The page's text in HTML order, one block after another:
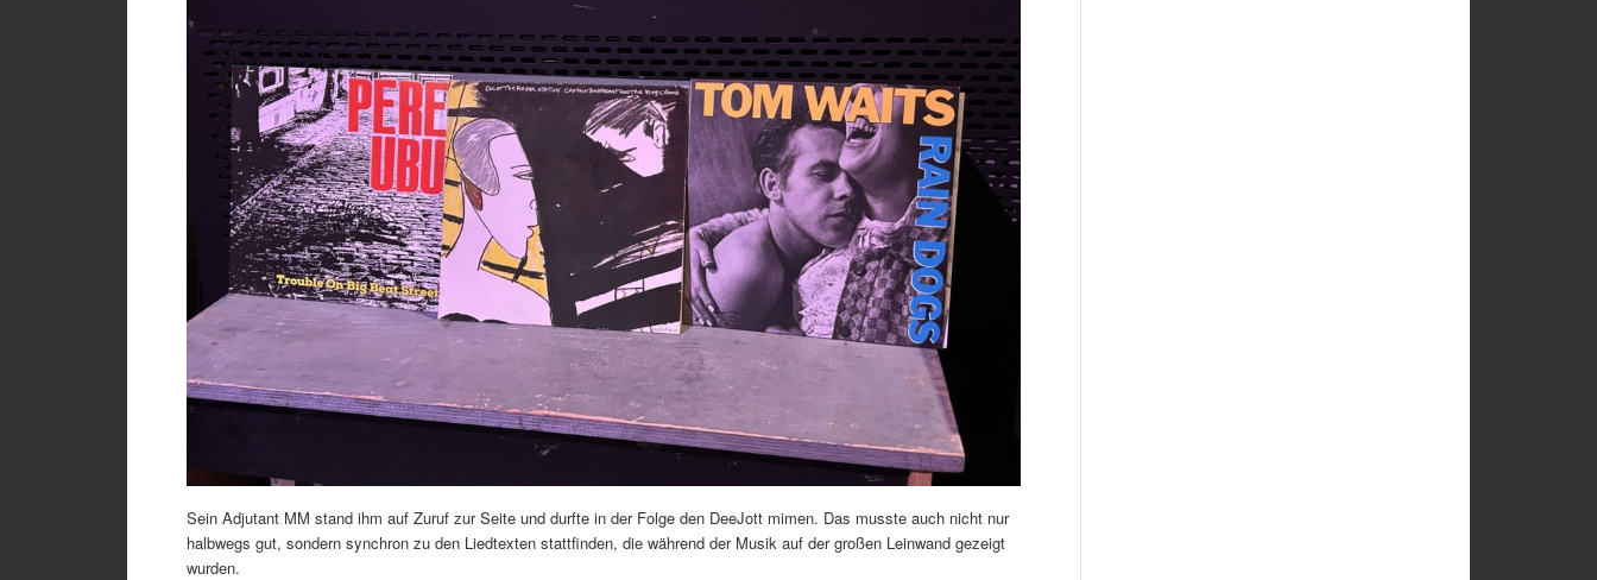
Sein Adjutant MM stand ihm auf Zuruf zur Seite und durfte in der Folge den DeeJott mimen. Das musste auch nicht nur
halbwegs gut, sondern synchron zu den Liedtexten stattfinden, die während der Musik auf der großen Leinwand gezeigt
wurden.